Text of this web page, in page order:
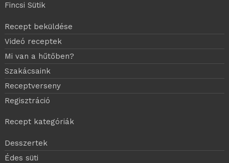
Fincsi Sütik
Recept beküldése
Videó receptek
Mi van a hűtőben?
Szakácsaink
Receptverseny
Regisztráció
Recept kategóriák
Desszertek
Édes süti